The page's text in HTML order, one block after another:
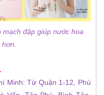
đập giúp nước hoa
Minh: Từ Quận 1-12, Phú